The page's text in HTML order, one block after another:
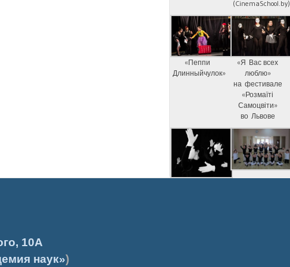
(CinemaSchool.by)
«Пеппи
Длинныйчулок»
«Я Вас всех
люблю»
на фестивале
«Розмаїті
Самоцвіти»
во Львове
10А
наук»)